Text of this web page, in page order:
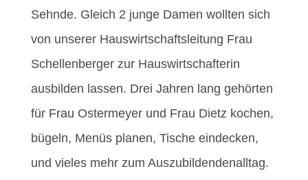
Sehnde. Gleich 2 junge Damen wollten sich
von unserer Hauswirtschaftsleitung Frau
Schellenberger zur Hauswirtschafterin
ausbilden lassen. Drei Jahren lang gehörten
für Frau Ostermeyer und Frau Dietz kochen,
bügeln, Menüs planen, Tische eindecken,
und vieles mehr zum Auszubildendenalltag.